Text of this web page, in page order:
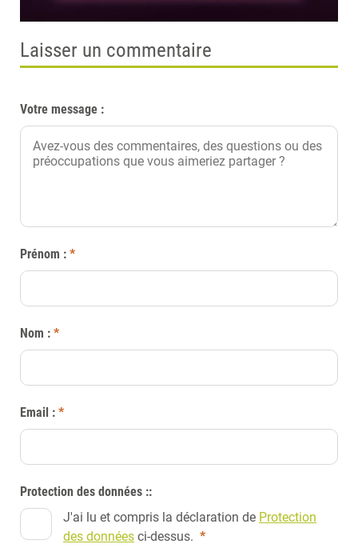
Laisser un commentaire
Votre message :
Prénom : *
Nom : *
Email : *
Protection des données ::
J'ai lu et compris la déclaration de Protection
des données ci-dessus. *